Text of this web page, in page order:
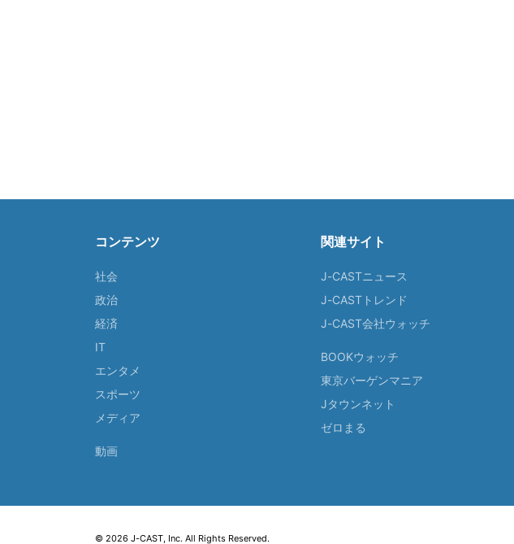
コンテンツ
社会
政治
経済
IT
エンタメ
スポーツ
メディア
動画
関連サイト
J-CASTニュース
J-CASTトレンド
J-CAST会社ウォッチ
BOOKウォッチ
東京バーゲンマニア
Jタウンネット
ゼロまる
© 2026 J-CAST, Inc. All Rights Reserved.